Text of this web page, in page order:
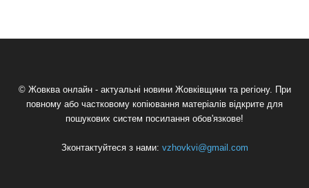
© Жовква онлайн - актуальні новини Жовківщини та регіону. При
повному або частковому копіювання матеріалів відкрите для
пошукових систем посилання обов'язкове!
Зконтактуйтеся з нами: vzhovkvi@gmail.com